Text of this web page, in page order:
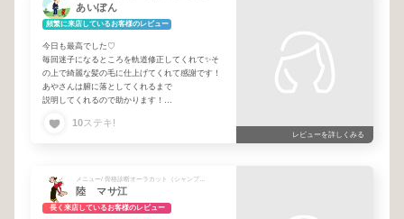
あいぼん
頻繁に来店しているお客様のレビュー
今日も最高でした♡
毎回迷子になるところを軌道修正してくれて✨そ
の上で綺麗な髪の毛に仕上げてくれて感謝です！
あやさんは腑に落としてくれるまで
説明してくれるので助かります！
10ステキ!
レビューを詳しくみる
陸 マサ江
長く来店しているお客様のレビュー